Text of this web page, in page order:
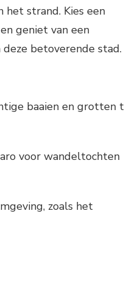
strand. Kies een
geniet van een
betoverende stad.
baaien en grotten
voor wandeltochten
zoals het